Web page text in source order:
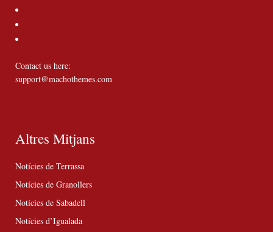
Contact us here:
support@machothemes.com
Altres Mitjans
Notícies de Terrassa
Notícies de Granollers
Notícies de Sabadell
Notícies d’Igualada